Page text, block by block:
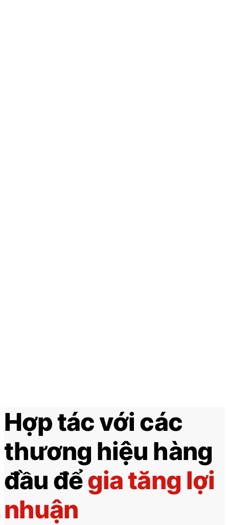
Hợp tác với các
thương hiệu hàng
đầu đểgia tăng lợi
nhuận